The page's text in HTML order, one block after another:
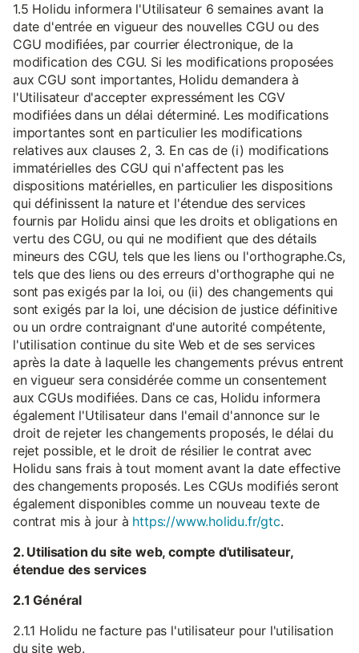
1.5 Holidu informera l'Utilisateur 6 semaines avant la
date d'entrée en vigueur des nouvelles CGU ou des
CGU modifiées, par courrier électronique, de la
modification des CGU. Si les modifications proposées
aux CGU sont importantes, Holidu demandera à
l'Utilisateur d'accepter expressément les CGV
modifiées dans un délai déterminé. Les modifications
importantes sont en particulier les modifications
relatives aux clauses 2, 3. En cas de (i) modifications
immatérielles des CGU qui n'affectent pas les
dispositions matérielles, en particulier les dispositions
qui définissent la nature et l'étendue des services
fournis par Holidu ainsi que les droits et obligations en
vertu des CGU, ou qui ne modifient que des détails
mineurs des CGU, tels que les liens ou l'orthographe.Cs,
tels que des liens ou des erreurs d'orthographe qui ne
sont pas exigés par la loi, ou (ii) des changements qui
sont exigés par la loi, une décision de justice définitive
ou un ordre contraignant d'une autorité compétente,
l'utilisation continue du site Web et de ses services
après la date à laquelle les changements prévus entrent
en vigueur sera considérée comme un consentement
aux CGUs modifiées. Dans ce cas, Holidu informera
également l'Utilisateur dans l'email d'annonce sur le
droit de rejeter les changements proposés, le délai du
rejet possible, et le droit de résilier le contrat avec
Holidu sans frais à tout moment avant la date effective
des changements proposés. Les CGUs modifiés seront
également disponibles comme un nouveau texte de
contrat mis à jour à https://www.holidu.fr/gtc.
2. Utilisation du site web, compte d'utilisateur,
étendue des services
2.1 Général
2.1.1 Holidu ne facture pas l'utilisateur pour l'utilisation
du site web.